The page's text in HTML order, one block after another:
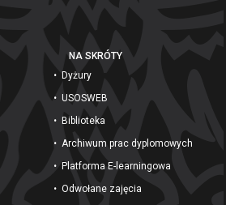
NA SKRÓTY
Dyżury
USOSWEB
Biblioteka
Archiwum prac dyplomowych
Platforma E-learningowa
Odwołane zajęcia